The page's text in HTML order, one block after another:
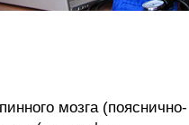
мозга (пояснично-